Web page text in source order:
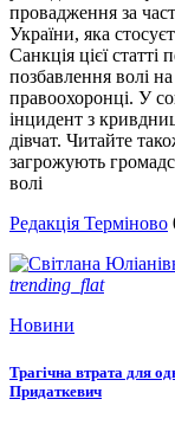
провадження за
України, яка
Санкція цієї статті
позбавлення волі
правоохоронці. У
інцидент з
дівчат. Читайте
загрожують
волі
Редакція Терміново
trending_flat
Новини
Трагічна втрата для
Придаткевич